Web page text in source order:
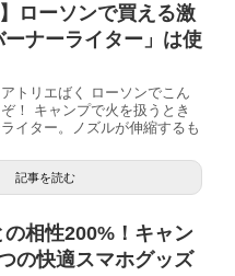
ローソンで買える激
ナーライター」は使
トリエばく ローソンでこん
！ キャンプで火を扱うとき
イター。ノズルが伸縮するも
記事を読む
相性200%！キャン
の快適スマホグッズ